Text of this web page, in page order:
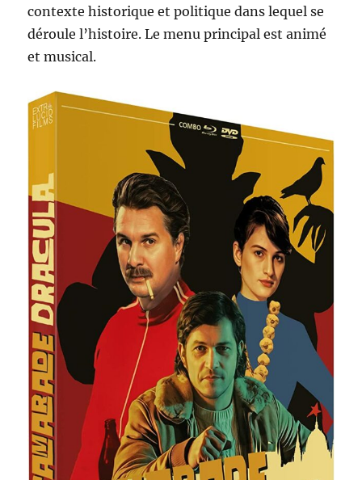
contexte historique et politique dans lequel se
déroule l’histoire. Le menu principal est animé
et musical.